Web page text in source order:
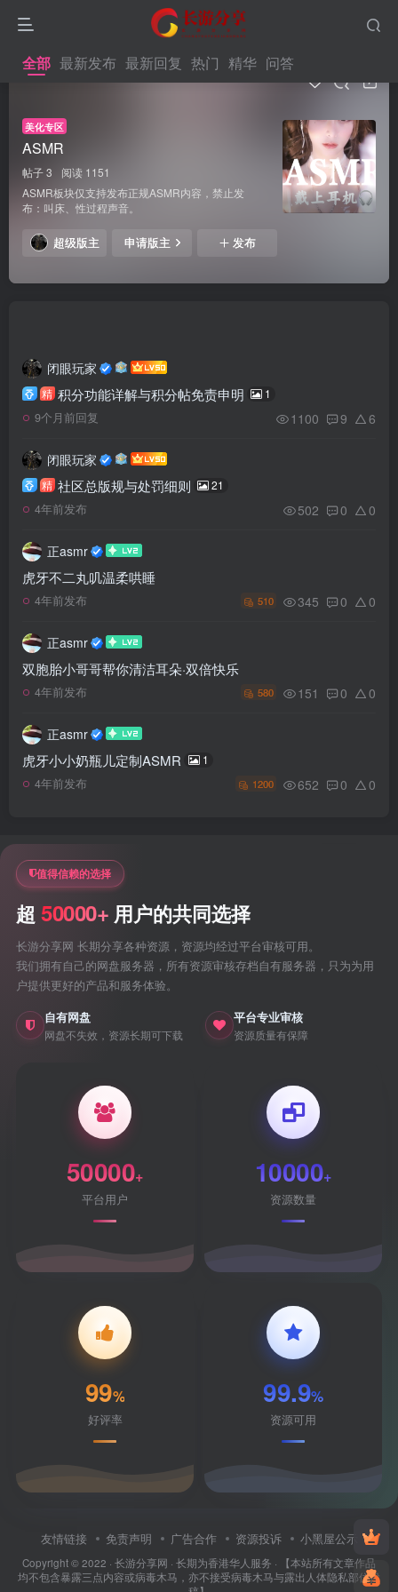
美化专区
ASMR
帖子 3
阅读 1151
ASMR板块仅支持发布正规ASMR内容，禁止发
布：叫床、性过程声音。
超级版主 申请版主 发布
全部 最新发布 最新回复 热门 精华 问答
闭眼玩家
精 积分功能详解与积分帖免责申明 1
9个月前回复 1100 9 6
闭眼玩家
精 社区总版规与处罚细则 21
4年前发布 502 0 0
正asmr
虎牙不二丸叽温柔哄睡
4年前发布 510 345 0 0
正asmr
双胞胎小哥哥帮你清洁耳朵·双倍快乐
4年前发布 580 151 0 0
正asmr
虎牙小小奶瓶儿定制ASMR 1
4年前发布 1200 652 0 0
值得信赖的选择
超 50000+ 用户的共同选择
长游分享网 长期分享各种资源，资源均经过平台审核可用。
我们拥有自己的网盘服务器，所有资源审核存档自有服务器，只为为用
户提供更好的产品和服务体验。
自有网盘
网盘不失效，资源长期可下载
平台专业审核
资源质量有保障
50000+
平台用户
10000+
资源数量
99%
好评率
99.9%
资源可用
友情链接 免责声明 广告合作 资源投诉 小黑屋公示
Copyright © 2022 · 长游分享网 · 长期为香港华人服务 · 【本站所有文章作品
均不包含暴露三点内容或病毒木马，亦不接受病毒木马与露出人体隐私部位投